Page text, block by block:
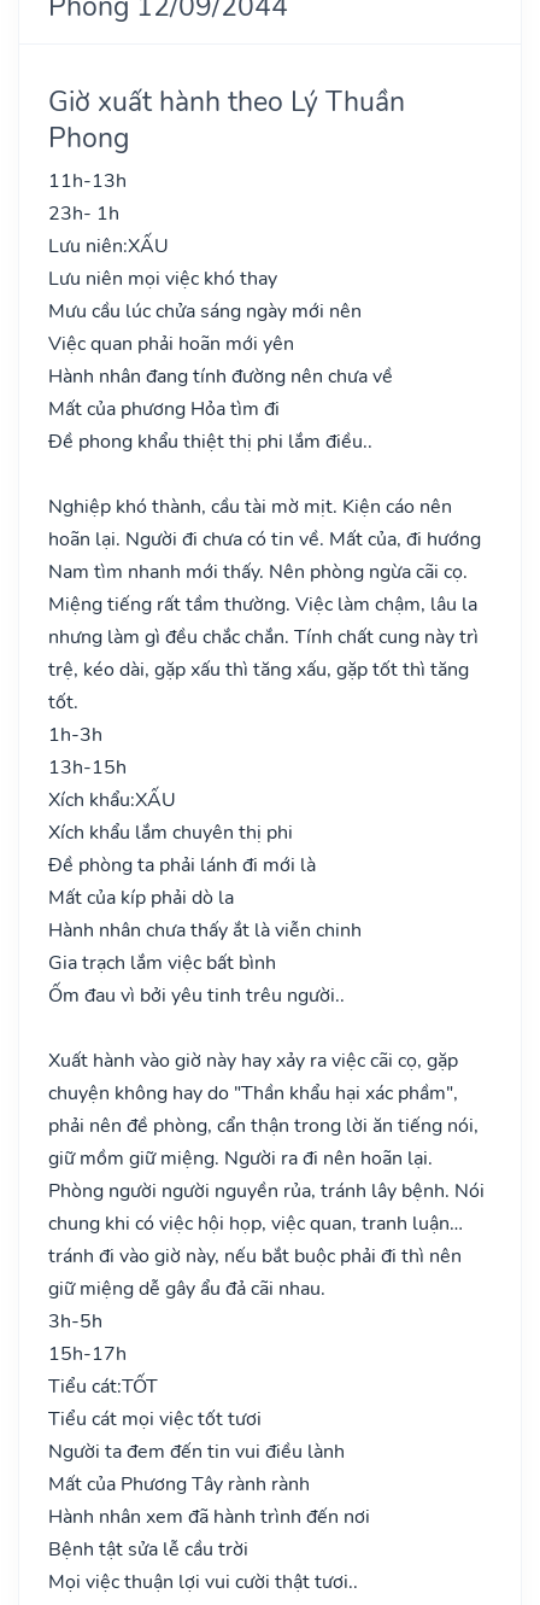
Giờ xuất hành theo Lý Thuần
Phong
11h-13h
23h- 1h
Lưu niên:XẤU
Lưu niên mọi việc khó thay
Mưu cầu lúc chửa sáng ngày mới nên
Việc quan phải hoãn mới yên
Hành nhân đang tính đường nên chưa về
Mất của phương Hỏa tìm đi
Đề phong khẩu thiệt thị phi lắm điều..
Nghiệp khó thành, cầu tài mờ mịt. Kiện cáo nên
hoãn lại. Người đi chưa có tin về. Mất của, đi hướng
Nam tìm nhanh mới thấy. Nên phòng ngừa cãi cọ.
Miệng tiếng rất tầm thường. Việc làm chậm, lâu la
nhưng làm gì đều chắc chắn. Tính chất cung này trì
trệ, kéo dài, gặp xấu thì tăng xấu, gặp tốt thì tăng
tốt.
1h-3h
13h-15h
Xích khẩu:XẤU
Xích khẩu lắm chuyên thị phi
Đề phòng ta phải lánh đi mới là
Mất của kíp phải dò la
Hành nhân chưa thấy ắt là viễn chinh
Gia trạch lắm việc bất bình
Ốm đau vì bởi yêu tinh trêu người..
Xuất hành vào giờ này hay xảy ra việc cãi cọ, gặp
chuyện không hay do "Thần khẩu hại xác phầm",
phải nên đề phòng, cẩn thận trong lời ăn tiếng nói,
giữ mồm giữ miệng. Người ra đi nên hoãn lại.
Phòng người người nguyền rủa, tránh lây bệnh. Nói
chung khi có việc hội họp, việc quan, tranh luận…
tránh đi vào giờ này, nếu bắt buộc phải đi thì nên
giữ miệng dễ gây ẩu đả cãi nhau.
3h-5h
15h-17h
Tiểu cát:TỐT
Tiểu cát mọi việc tốt tươi
Người ta đem đến tin vui điều lành
Mất của Phương Tây rành rành
Hành nhân xem đã hành trình đến nơi
Bệnh tật sửa lễ cầu trời
Mọi việc thuận lợi vui cười thật tươi..